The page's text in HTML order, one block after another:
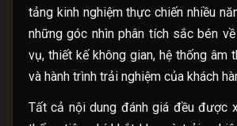
tảng kinh nghiệm thực chiến nhiều
những góc nhìn phân tích sắc bén
vụ, thiết kế không gian, hệ thống âm
và hành trình trải nghiệm của khách
Tất cả nội dung đánh giá đều được